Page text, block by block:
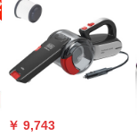
￥ 9,743